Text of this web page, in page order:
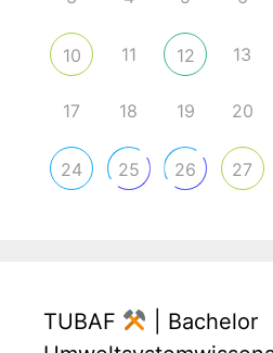
10 11 12 13
17 18 19 20
24 25 26 27
TUBAF
| Bachelor